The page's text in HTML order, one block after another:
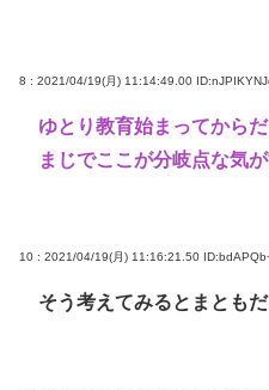
8 : 2021/04/19(月) 11:14:49.00
ゆとり教育始まってから
まじでここが分岐点な気
10 : 2021/04/19(月) 11:16:21.50
そう考えてみるとまとも